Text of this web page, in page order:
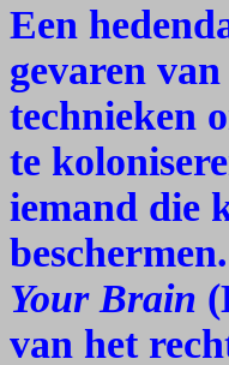
Een
gevaren
technieken
te
iemand die
Your Brain
van het